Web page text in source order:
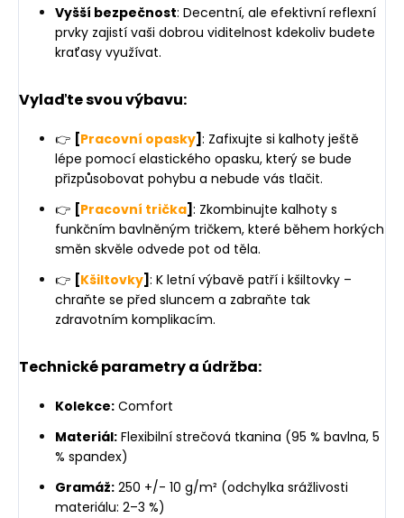
Vyšší bezpečnost: Decentní, ale efektivní reflexní
prvky zajistí vaši dobrou viditelnost kdekoliv budete
kraťasy využívat.
Vylaďte svou výbavu:
👉 [Pracovní opasky] : Zafixujte si kalhoty ještě
lépe pomocí elastického opasku, který se bude
přizpůsobovat pohybu a nebude vás tlačit.
👉 [Pracovní trička] : Zkombinujte kalhoty s
funkčním bavlněným tričkem, které během horkých
směn skvěle odvede pot od těla.
👉 [Kšiltovky] : K letní výbavě patří i kšiltovky –
chraňte se před sluncem a zabraňte tak
zdravotním komplikacím.
Technické parametry a údržba:
Kolekce: Comfort
Materiál: Flexibilní strečová tkanina (95 % bavlna, 5
% spandex)
Gramáž: 250 +/- 10 g/m² (odchylka srážlivosti
materiálu: 2–3 %)